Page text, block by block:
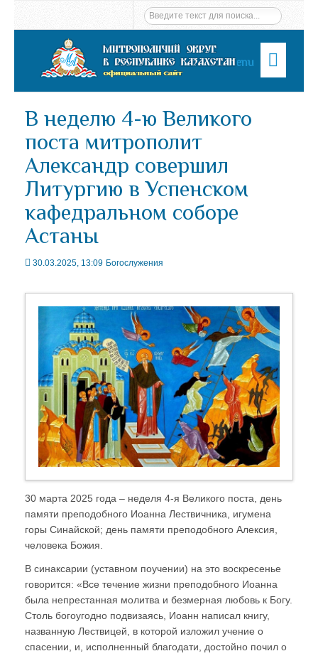
Menu
В неделю 4-ю Великого
поста митрополит
Александр совершил
Литургию в Успенском
кафедральном соборе
Астаны
30.03.2025, 13:09 Богослужения
30 марта 2025 года – неделя 4-я Великого поста, день
памяти преподобного Иоанна Лествичника, игумена
горы Синайской; день памяти преподобного Алексия,
человека Божия.
В синаксарии (уставном поучении) на это воскресенье
говорится: «Все течение жизни преподобного Иоанна
была непрестанная молитва и безмерная любовь к Богу.
Столь богоугодно подвизаясь, Иоанн написал книгу,
названную Лествицей, в которой изложил учение о
спасении, и, исполненный благодати, достойно почил о